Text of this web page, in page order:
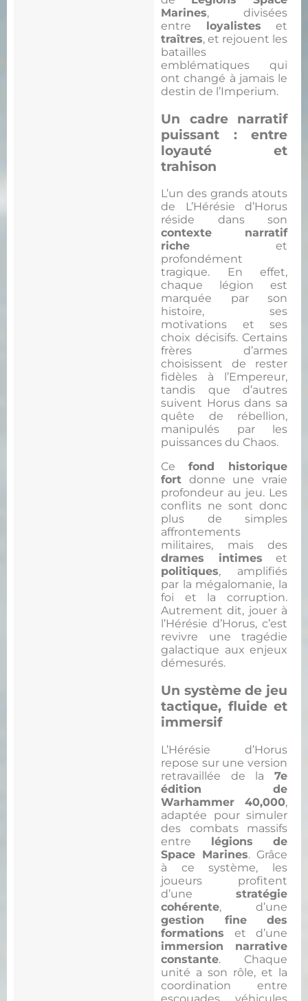
Marines, divisées
entre loyalistes et
traîtres, et rejouent les
batailles
emblématiques qui
ont changé à jamais le
destin de l’Imperium.
Un cadre narratif
puissant : entre
loyauté et
trahison
L’un des grands atouts
de L’Hérésie d’Horus
réside dans son
contexte narratif
riche et
profondément
tragique. En effet,
chaque légion est
marquée par son
histoire, ses
motivations et ses
choix décisifs. Certains
frères d’armes
choisissent de rester
fidèles à l’Empereur,
tandis que d’autres
suivent Horus dans sa
quête de rébellion,
manipulés par les
puissances du Chaos.
Ce fond historique
fort donne une vraie
profondeur au jeu. Les
conflits ne sont donc
plus de simples
affrontements
militaires, mais des
drames intimes et
politiques, amplifiés
par la mégalomanie, la
foi et la corruption.
Autrement dit, jouer à
l’Hérésie d’Horus, c’est
revivre une tragédie
galactique aux enjeux
démesurés.
Un système de jeu
tactique, fluide et
immersif
L’Hérésie d’Horus
repose sur une version
retravaillée de la 7e
édition de
Warhammer 40,000,
adaptée pour simuler
des combats massifs
entre légions de
Space Marines. Grâce
à ce système, les
joueurs profitent
d’une stratégie
cohérente, d’une
gestion fine des
formations et d’une
immersion narrative
constante. Chaque
unité a son rôle, et la
coordination entre